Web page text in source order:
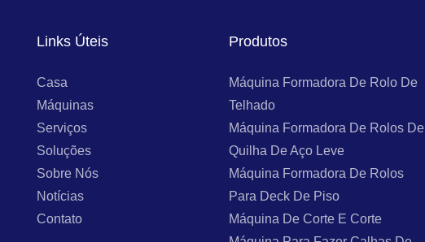
Links Úteis
Casa
Máquinas
Serviços
Soluções
Sobre Nós
Notícias
Contato
Produtos
Máquina Formadora De Rolo De
Telhado
Máquina Formadora De Rolos De
Quilha De Aço Leve
Máquina Formadora De Rolos
Para Deck De Piso
Máquina De Corte E Corte